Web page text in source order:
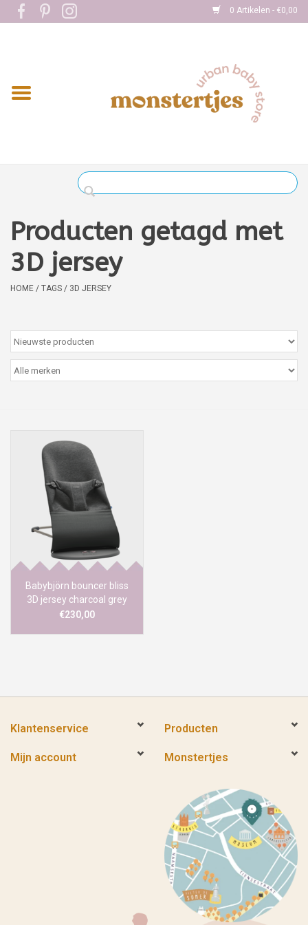
0 Artikelen - €0,00
Home
Kleding
Verzorging
Boekjes
kaartjes
Cadeaubon
Producten getagd met
3D jersey
HOME / TAGS / 3D JERSEY
Babybjörn bouncer bliss
3D jersey charcoal grey
€230,00
Klantenservice Producten
Mijn account Monstertjes